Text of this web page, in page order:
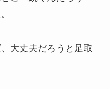
大丈夫だろうと足取